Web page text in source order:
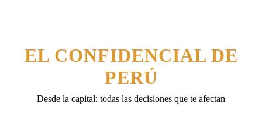
EL CONFIDENCIAL DE
PERÚ
Desde la capital: todas las decisiones que te afectan